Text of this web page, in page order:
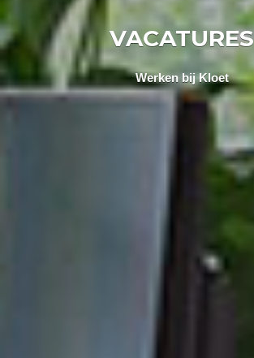
VACATURES
Werken bij Kloet